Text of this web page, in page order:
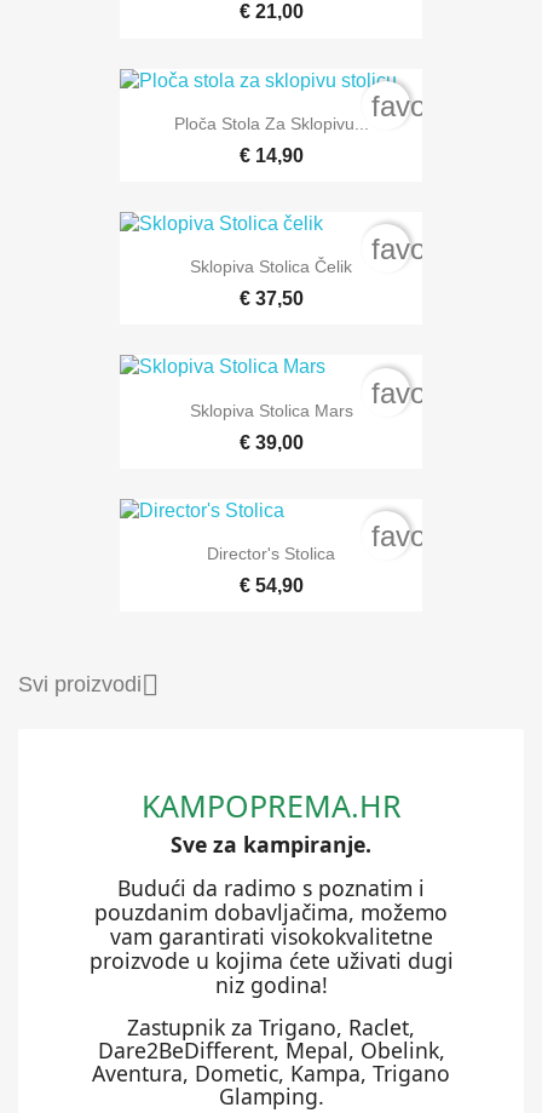
€ 21,00
Ploča Stola Za Sklopivu...
€ 14,90
Sklopiva Stolica Čelik
€ 37,50
Sklopiva Stolica Mars
€ 39,00
Director's Stolica
€ 54,90
Svi proizvodi
KAMPOPREMA.HR
Sve za kampiranje.
Budući da radimo s poznatim i
pouzdanim dobavljačima, možemo
vam garantirati visokokvalitetne
proizvode u kojima ćete uživati ​​dugi
niz godina!
Zastupnik za Trigano, Raclet,
Dare2BeDifferent, Mepal, Obelink,
Aventura, Dometic, Kampa, Trigano
Glamping.